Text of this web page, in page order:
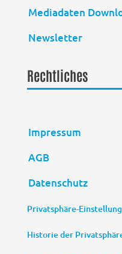
Mediadaten
Newsletter
Rechtliches
Impressum
AGB
Datenschutz
Privatsphäre-
Historie der